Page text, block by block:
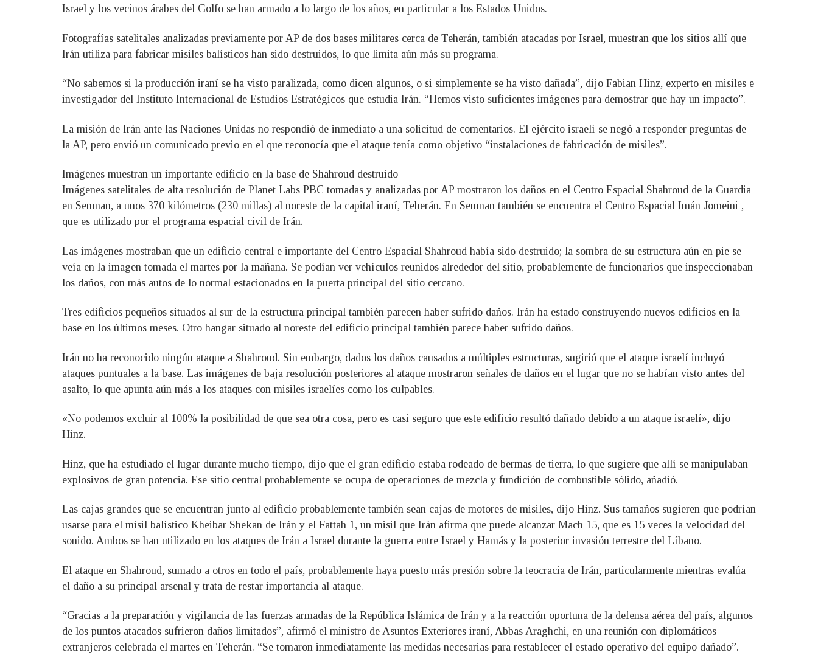
Israel y los vecinos árabes del Golfo se han armado a lo largo de los años, en particular a los Estados Unidos.
Fotografías satelitales analizadas previamente por AP de dos bases militares cerca de Teherán, también atacadas por Israel, muestran que los sitios allí que
Irán utiliza para fabricar misiles balísticos han sido destruidos, lo que limita aún más su programa.
“No sabemos si la producción iraní se ha visto paralizada, como dicen algunos, o si simplemente se ha visto dañada”, dijo Fabian Hinz, experto en misiles e
investigador del Instituto Internacional de Estudios Estratégicos que estudia Irán. “Hemos visto suficientes imágenes para demostrar que hay un impacto”.
La misión de Irán ante las Naciones Unidas no respondió de inmediato a una solicitud de comentarios. El ejército israelí se negó a responder preguntas de
la AP, pero envió un comunicado previo en el que reconocía que el ataque tenía como objetivo “instalaciones de fabricación de misiles”.
Imágenes muestran un importante edificio en la base de Shahroud destruido
Imágenes satelitales de alta resolución de Planet Labs PBC tomadas y analizadas por AP mostraron los daños en el Centro Espacial Shahroud de la Guardia
en Semnan, a unos 370 kilómetros (230 millas) al noreste de la capital iraní, Teherán. En Semnan también se encuentra el Centro Espacial Imán Jomeini ,
que es utilizado por el programa espacial civil de Irán.
Las imágenes mostraban que un edificio central e importante del Centro Espacial Shahroud había sido destruido; la sombra de su estructura aún en pie se
veía en la imagen tomada el martes por la mañana. Se podían ver vehículos reunidos alrededor del sitio, probablemente de funcionarios que inspeccionaban
los daños, con más autos de lo normal estacionados en la puerta principal del sitio cercano.
Tres edificios pequeños situados al sur de la estructura principal también parecen haber sufrido daños. Irán ha estado construyendo nuevos edificios en la
base en los últimos meses. Otro hangar situado al noreste del edificio principal también parece haber sufrido daños.
Irán no ha reconocido ningún ataque a Shahroud. Sin embargo, dados los daños causados ​​a múltiples estructuras, sugirió que el ataque israelí incluyó
ataques puntuales a la base. Las imágenes de baja resolución posteriores al ataque mostraron señales de daños en el lugar que no se habían visto antes del
asalto, lo que apunta aún más a los ataques con misiles israelíes como los culpables.
«No podemos excluir al 100% la posibilidad de que sea otra cosa, pero es casi seguro que este edificio resultó dañado debido a un ataque israelí», dijo
Hinz.
Hinz, que ha estudiado el lugar durante mucho tiempo, dijo que el gran edificio estaba rodeado de bermas de tierra, lo que sugiere que allí se manipulaban
explosivos de gran potencia. Ese sitio central probablemente se ocupa de operaciones de mezcla y fundición de combustible sólido, añadió.
Las cajas grandes que se encuentran junto al edificio probablemente también sean cajas de motores de misiles, dijo Hinz. Sus tamaños sugieren que podrían
usarse para el misil balístico Kheibar Shekan de Irán y el Fattah 1, un misil que Irán afirma que puede alcanzar Mach 15, que es 15 veces la velocidad del
sonido. Ambos se han utilizado en los ataques de Irán a Israel durante la guerra entre Israel y Hamás y la posterior invasión terrestre del Líbano.
El ataque en Shahroud, sumado a otros en todo el país, probablemente haya puesto más presión sobre la teocracia de Irán, particularmente mientras evalúa
el daño a su principal arsenal y trata de restar importancia al ataque.
“Gracias a la preparación y vigilancia de las fuerzas armadas de la República Islámica de Irán y a la reacción oportuna de la defensa aérea del país, algunos
de los puntos atacados sufrieron daños limitados”, afirmó el ministro de Asuntos Exteriores iraní, Abbas Araghchi, en una reunión con diplomáticos
extranjeros celebrada el martes en Teherán. “Se tomaron inmediatamente las medidas necesarias para restablecer el estado operativo del equipo dañado”.